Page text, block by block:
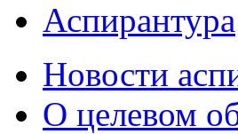
Аспирантура
Новости
О целевом